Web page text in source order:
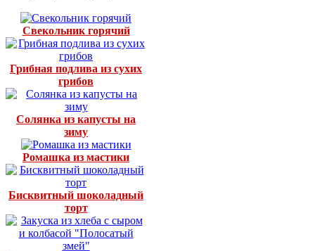
Свекольник горячий
Грибная подлива из сухих
грибов
Солянка из капусты на
зиму
Ромашка из мастики
Бисквитный шоколадный
торт